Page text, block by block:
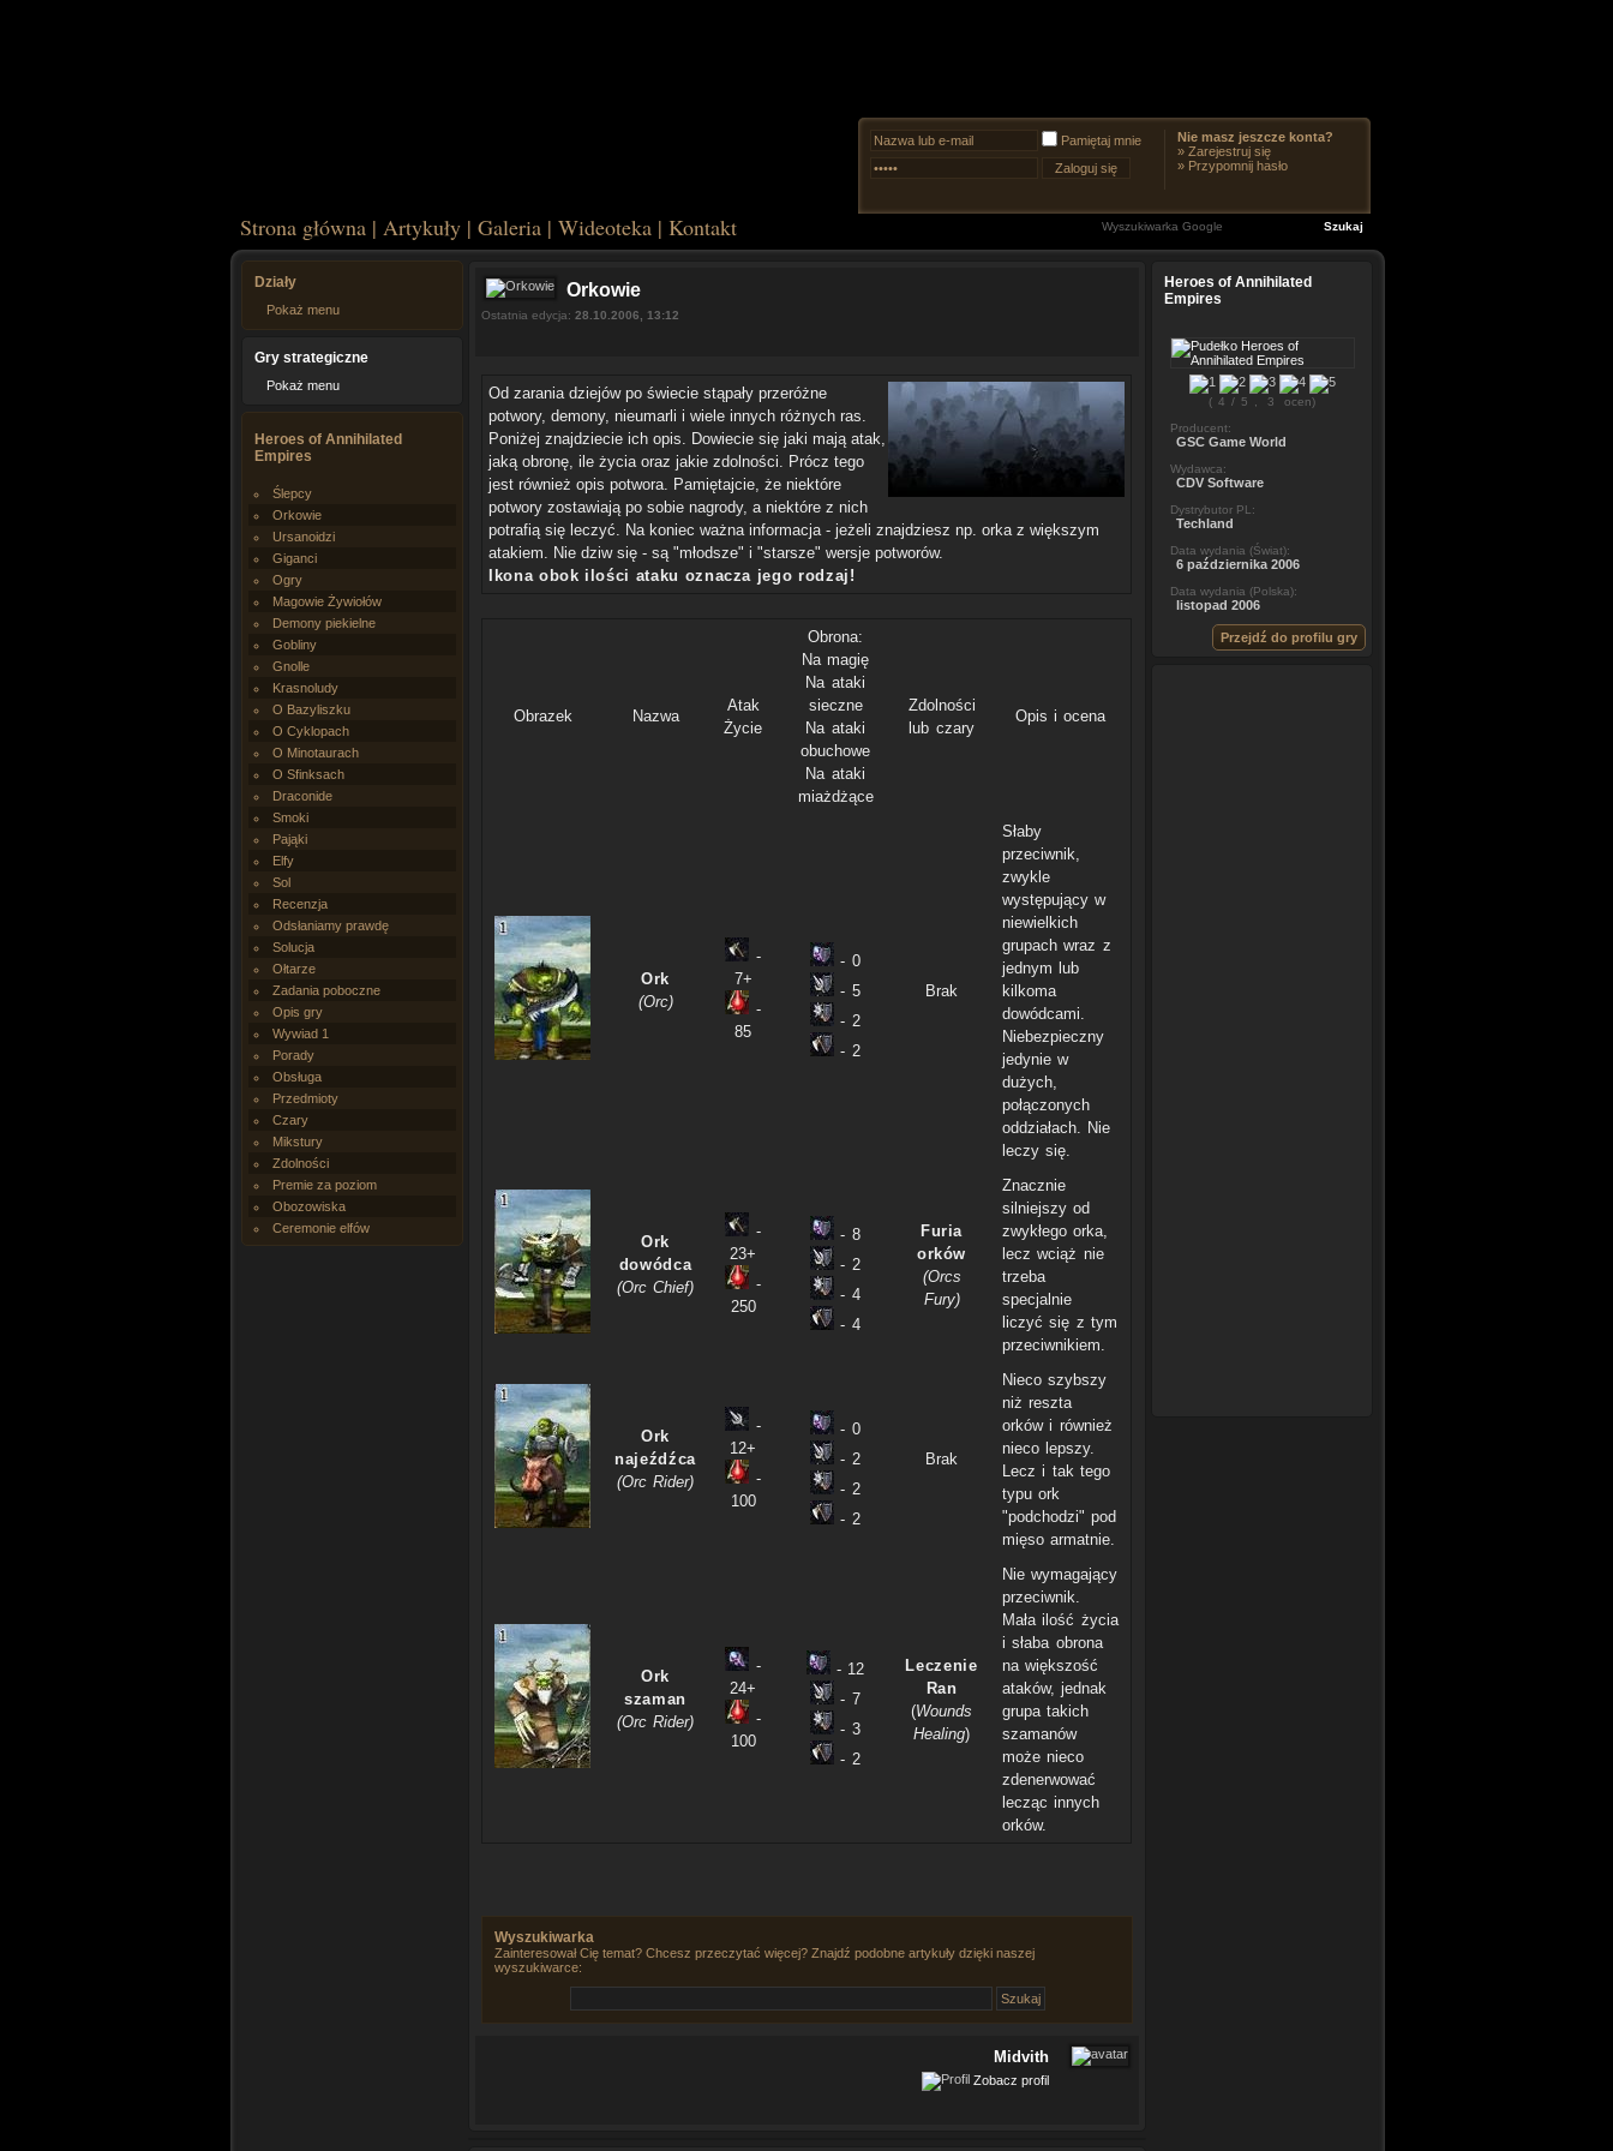
Pamiętaj mnie
Nie masz jeszcze konta?
» Zarejestruj się
» Przypomnij hasło
Strona główna | Artykuły | Galeria | Wideoteka | Kontakt
Działy
Pokaż menu
Gry strategiczne
Pokaż menu
Heroes of Annihilated
Empires
Ślepcy
Orkowie
Ursanoidzi
Giganci
Ogry
Magowie Żywiołów
Demony piekielne
Gobliny
Gnolle
Krasnoludy
O Bazyliszku
O Cyklopach
O Minotaurach
O Sfinksach
Draconide
Smoki
Pająki
Elfy
Sol
Recenzja
Odsłaniamy prawdę
Solucja
Ołtarze
Zadania poboczne
Opis gry
Wywiad 1
Porady
Obsługa
Przedmioty
Czary
Mikstury
Zdolności
Premie za poziom
Obozowiska
Ceremonie elfów
Orkowie
Ostatnia edycja: 28.10.2006, 13:12
Od zarania dziejów po świecie stąpały przeróżne
potwory, demony, nieumarli i wiele innych różnych ras.
Poniżej znajdziecie ich opis. Dowiecie się jaki mają atak,
jaką obronę, ile życia oraz jakie zdolności. Prócz tego
jest również opis potwora. Pamiętajcie, że niektóre
potwory zostawiają po sobie nagrody, a niektóre z nich
potrafią się leczyć. Na koniec ważna informacja - jeżeli znajdziesz np. orka z większym
atakiem. Nie dziw się - są "młodsze" i "starsze" wersje potworów.
Ikona obok ilości ataku oznacza jego rodzaj!
Obrazek Nazwa
Atak
Życie
Obrona:
Na magię
Na ataki
sieczne
Na ataki
obuchowe
Na ataki
miażdżące
Zdolności
lub czary
Opis i ocena
Ork
(Orc)
-
7+
-
85
- 0
- 5
- 2
- 2
Brak
Słaby
przeciwnik,
zwykle
występujący w
niewielkich
grupach wraz z
jednym lub
kilkoma
dowódcami.
Niebezpieczny
jedynie w
dużych,
połączonych
oddziałach. Nie
leczy się.
Ork
dowódca
(Orc Chief)
-
23+
-
250
- 8
- 2
- 4
- 4
Furia
orków
(Orcs
Fury)
Znacznie
silniejszy od
zwykłego orka,
lecz wciąż nie
trzeba
specjalnie
liczyć się z tym
przeciwnikiem.
Ork
najeźdźca
(Orc Rider)
-
12+
-
100
- 0
- 2
- 2
- 2
Brak
Nieco szybszy
niż reszta
orków i również
nieco lepszy.
Lecz i tak tego
typu ork
"podchodzi" pod
mięso armatnie.
Ork
szaman
(Orc Rider)
-
24+
-
100
- 12
- 7
- 3
- 2
Leczenie
Ran
(Wounds
Healing)
Nie wymagający
przeciwnik.
Mała ilość życia
i słaba obrona
na większość
ataków, jednak
grupa takich
szamanów
może nieco
zdenerwować
lecząc innych
orków.
Wyszukiwarka
Zainteresował Cię temat? Chcesz przeczytać więcej? Znajdź podobne artykuły dzięki naszej
wyszukiwarce:
Midvith
Zobacz profil
Heroes of Annihilated
Empires
( 4 / 5 3
ocen)
Producent:
GSC Game World
Wydawca:
CDV Software
Dystrybutor PL:
Techland
Data wydania (Świat):
6 października 2006
Data wydania (Polska):
listopad 2006
Przejdź do profilu gry